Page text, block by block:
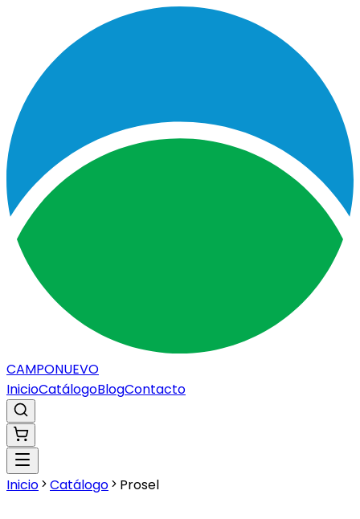
CAMPONUEVO
InicioCatálogoBlogContacto
Inicio Catálogo Prosel